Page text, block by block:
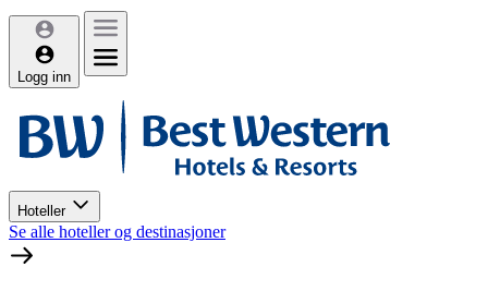
Logg inn
Hoteller
Se alle hoteller og destinasjoner